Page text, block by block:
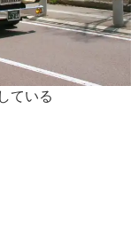
ている